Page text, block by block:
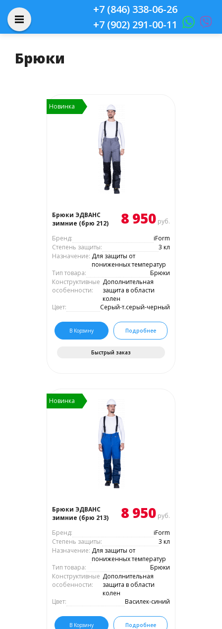
+7 (846) 338-06-26
+7 (902) 291-00-11
Брюки
Новинка
Брюки ЭДВАНС
зимние (брю 212)
8 950 руб.
Бренд:
iForm
Степень защиты:
3 кл
Назначение: Для защиты от
пониженных температур
Тип товара:
Брюки
Конструктивные
особенности:
Дополнительная
защита в области
колен
Цвет:
Серый-т.серый-черный
В Корзину Подробнее
Быстрый заказ
Новинка
Брюки ЭДВАНС
зимние (брю 213)
8 950 руб.
Бренд:
iForm
Степень защиты:
3 кл
Назначение: Для защиты от
пониженных температур
Тип товара:
Брюки
Конструктивные
особенности:
Дополнительная
защита в области
колен
Цвет:
Василек-синий
В Корзину Подробнее